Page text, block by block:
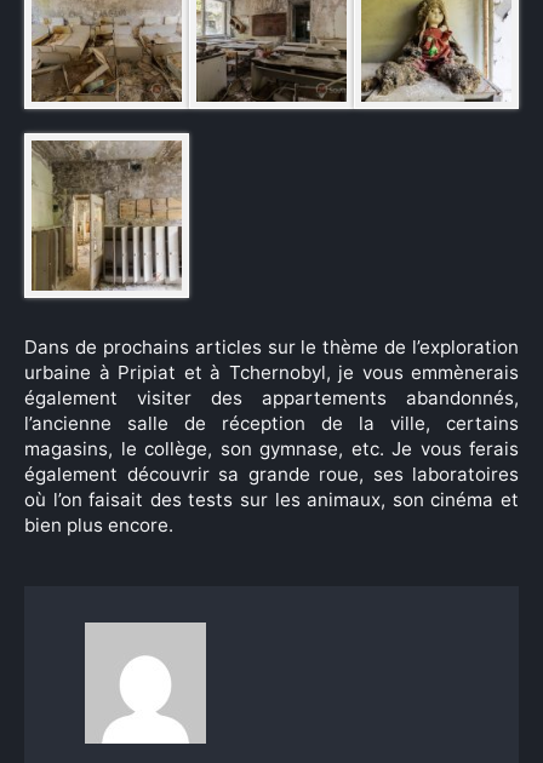
Dans de prochains articles sur le thème de l’exploration
urbaine à Pripiat et à Tchernobyl, je vous emmènerais
également visiter des appartements abandonnés,
l’ancienne salle de réception de la ville, certains
magasins, le collège, son gymnase, etc. Je vous ferais
également découvrir sa grande roue, ses laboratoires
où l’on faisait des tests sur les animaux, son cinéma et
bien plus encore.